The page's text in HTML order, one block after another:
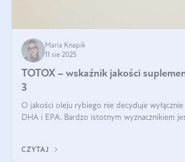
Maria Knapik
11 sie 2025
TOTOX – wskaźnik jakości
3
O jakości oleju rybiego nie decyduje
DHA i EPA. Bardzo istotnym wyznacznikiem
CZYTAJ